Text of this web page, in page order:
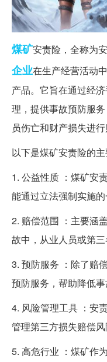
煤矿安责险，全称为
企业在生产经营活动
产品。它旨在通过经
理，提供事故预防服
员伤亡和财产损失进行
以下是煤矿安责险的主
1. 公益性质 ：煤矿安
能通过立法强制实施的
2. 赔偿范围 ：主要涵
故中，从业人员或第三
3. 预防服务 ：除了赔
预防服务，帮助降低事
4. 风险管理工具 ：安
管理第三方损失赔偿风
5. 高危行业 ：煤矿作